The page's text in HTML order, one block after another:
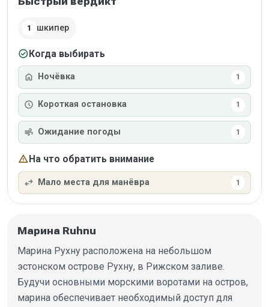
1 шкипер
check_circleКогда выбирать
home Ночёвка 1
schedule Короткая остановка 1
air Ожидание погоды 1
warning На что обратить внимание
swap_horiz Мало места для манёвра 1
Марина Ruhnu
Марина Рухну расположена на небольшом
эстонском острове Рухну, в Рижском заливе.
Будучи основными морскими воротами на остров,
марина обеспечивает необходимый доступ для